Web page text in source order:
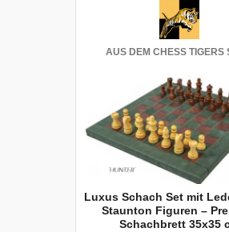
AUS DEM CHESS TIGERS
Luxus Schach Set mit
Staunton Figuren –
Schachbrett 35x35